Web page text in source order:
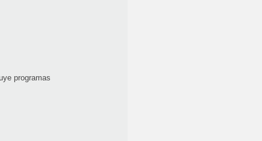
programas